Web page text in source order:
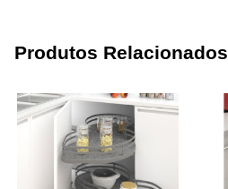
Produtos Relacionados